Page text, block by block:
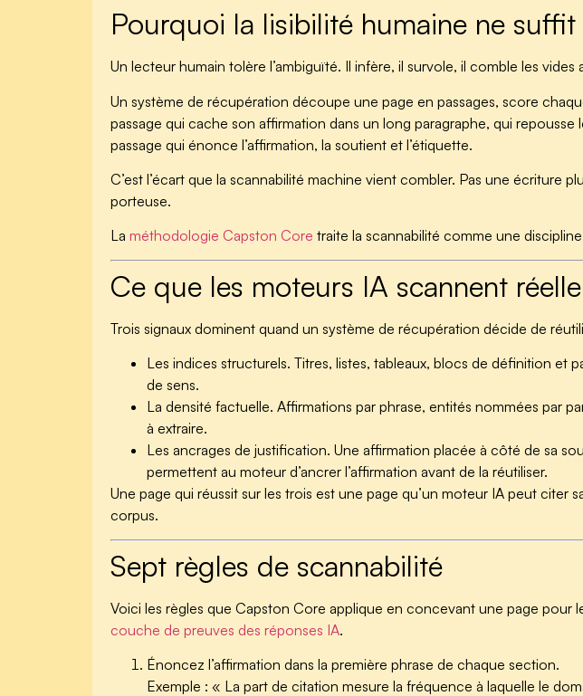
Pourquoi la lisibilité humaine ne suffit
Un lecteur humain tolère l’ambiguïté. Il infère, il survole, il comble les
Un système de récupération découpe une page en passages, score
passage qui cache son affirmation dans un long paragraphe, qui
passage qui énonce l’affirmation, la soutient et l’étiquette.
C’est l’écart que la scannabilité machine vient combler. Pas une
porteuse.
La méthodologie Capston Core traite la scannabilité comme une
Ce que les moteurs IA scannent
Trois signaux dominent quand un système de récupération décide de
Les indices structurels. Titres, listes, tableaux, blocs de définition et
de sens.
La densité factuelle. Affirmations par phrase, entités nommées par
à extraire.
Les ancrages de justification. Une affirmation placée à côté de sa
permettent au moteur d’ancrer l’affirmation avant de la réutiliser.
Une page qui réussit sur les trois est une page qu’un moteur IA peut citer
corpus.
Sept règles de scannabilité
Voici les règles que Capston Core applique en concevant une page pour
couche de preuves des réponses IA.
Énoncez l’affirmation dans la première phrase de chaque section.
Exemple : « La part de citation mesure la fréquence à laquelle le